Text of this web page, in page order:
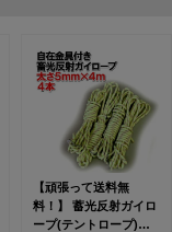
【頑張って送料無
料！】 蓄光反射ガイロ
ープ(テントロープ)